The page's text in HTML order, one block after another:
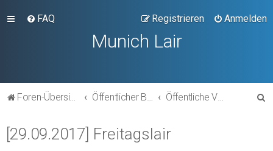
FAQ Anmelden
Registrieren
Munich Lair
Foren-Übersicht Öffentlicher Bereich Öffentliche Veranstaltungen
[29.09.2017] Freitagslair